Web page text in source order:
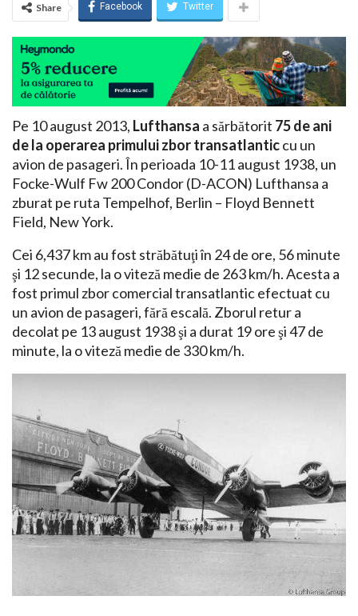
Share Facebook Twitter
Pe 10 august 2013, Lufthansa a sărbătorit 75 de ani
de la operarea primului zbor transatlanticcu un
avion de pasageri. În perioada 10-11 august 1938, un
Focke-Wulf Fw 200 Condor (D-ACON) Lufthansa a
zburat pe ruta Tempelhof, Berlin – Floyd Bennett
Field, New York.
Cei 6,437 km au fost străbătuţi în 24 de ore, 56 minute
şi 12 secunde, la o viteză medie de 263 km/h. Acesta a
fost primul zbor comercial transatlantic efectuat cu
un avion de pasageri, fără escală. Zborul retur a
decolat pe 13 august 1938 şi a durat 19 ore şi 47 de
minute, la o viteză medie de 330 km/h.